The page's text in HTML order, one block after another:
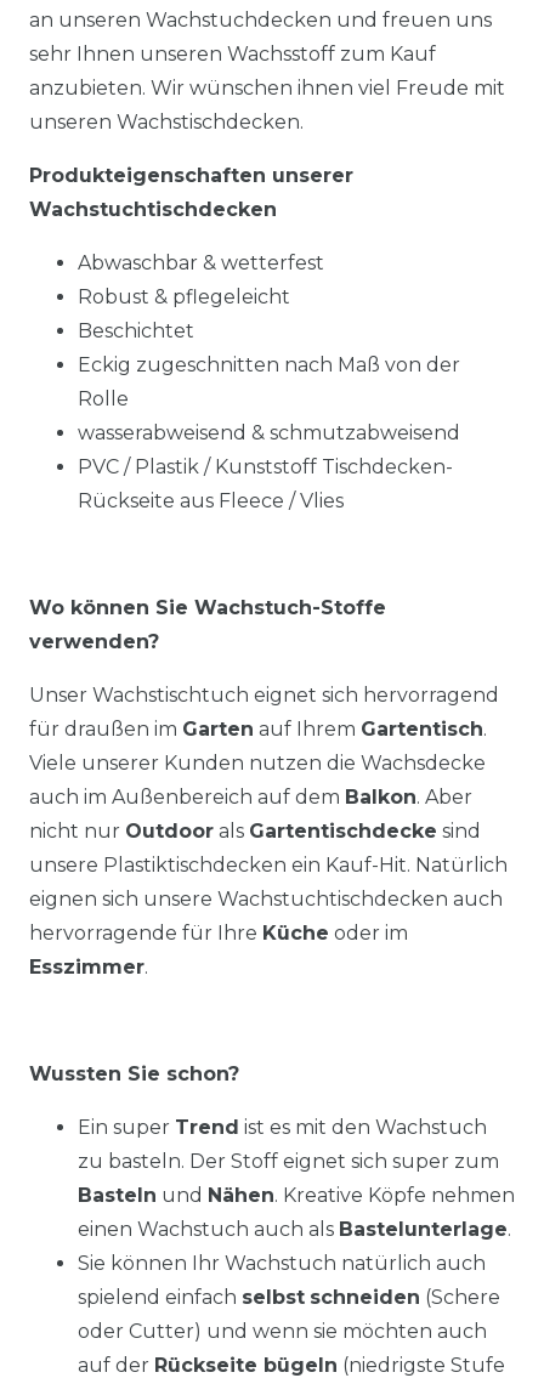
an unseren Wachstuchdecken und freuen uns
sehr Ihnen unseren Wachsstoff zum Kauf
anzubieten. Wir wünschen ihnen viel Freude mit
unseren Wachstischdecken.
Produkteigenschaften unserer
Wachstuchtischdecken
Abwaschbar & wetterfest
Robust & pflegeleicht
Beschichtet
Eckig zugeschnitten nach Maß von der
Rolle
wasserabweisend & schmutzabweisend
PVC / Plastik / Kunststoff Tischdecken-
Rückseite aus Fleece / Vlies
Wo können Sie Wachstuch-Stoffe
verwenden?
Unser Wachstischtuch eignet sich hervorragend
für draußen im Garten auf Ihrem Gartentisch.
Viele unserer Kunden nutzen die Wachsdecke
auch im Außenbereich auf dem Balkon. Aber
nicht nur Outdoor als Gartentischdecke sind
unsere Plastiktischdecken ein Kauf-Hit. Natürlich
eignen sich unsere Wachstuchtischdecken auch
hervorragende für Ihre Küche oder im
Esszimmer.
Wussten Sie schon?
Ein super Trend ist es mit den Wachstuch
zu basteln. Der Stoff eignet sich super zum
Basteln und Nähen. Kreative Köpfe nehmen
einen Wachstuch auch als Bastelunterlage.
Sie können Ihr Wachstuch natürlich auch
spielend einfach selbst schneiden (Schere
oder Cutter) und wenn sie möchten auch
auf der Rückseite bügeln (niedrigste Stufe